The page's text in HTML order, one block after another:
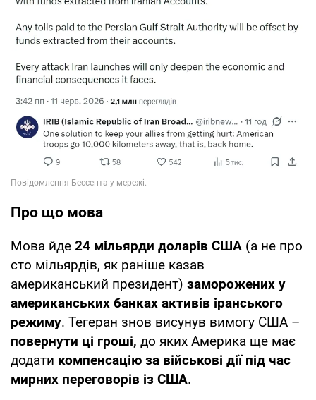
Про що мова
Мова йде 24 мільярди доларів США (а не про
сто мільярдів, як раніше казав
американський президент) заморожених у
американських банках активів іранського
режиму. Тегеран знов висунув вимогу США –
повернути ці гроші, до яких Америка ще має
додати компенсацію за військові дії під час
мирних переговорів із США.